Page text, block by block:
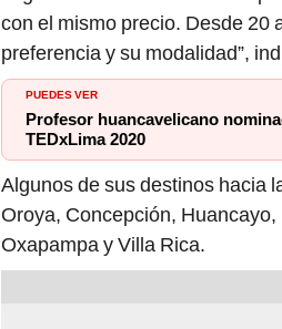
con el mismo precio. Desde 20
preferencia y su modalidad”,
PUEDES VER
Profesor huancavelicano
TEDxLima 2020
Algunos de sus destinos hacia
Oroya, Concepción,
Oxapampa y Villa Rica.